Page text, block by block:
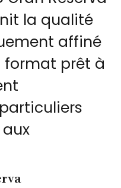
la qualité
affiné
format prêt à